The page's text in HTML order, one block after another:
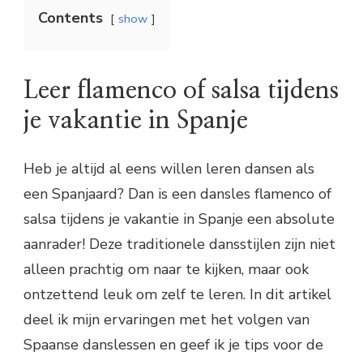
Contents show
Leer flamenco of salsa tijdens
je vakantie in Spanje
Heb je altijd al eens willen leren dansen als
een Spanjaard? Dan is een dansles flamenco of
salsa tijdens je vakantie in Spanje een absolute
aanrader! Deze traditionele dansstijlen zijn niet
alleen prachtig om naar te kijken, maar ook
ontzettend leuk om zelf te leren. In dit artikel
deel ik mijn ervaringen met het volgen van
Spaanse danslessen en geef ik je tips voor de